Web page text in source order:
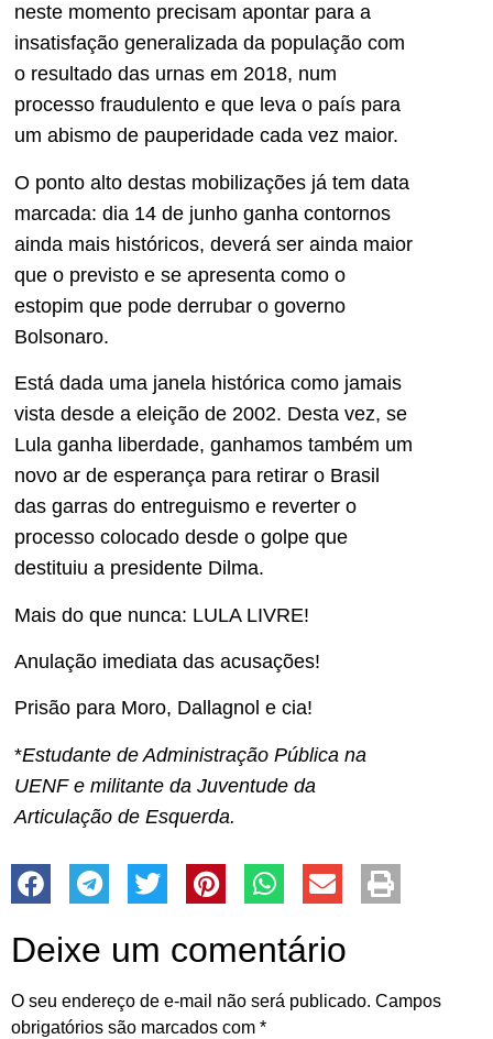
neste momento precisam apontar para a
insatisfação generalizada da população com
o resultado das urnas em 2018, num
processo fraudulento e que leva o país para
um abismo de pauperidade cada vez maior.
O ponto alto destas mobilizações já tem data
marcada: dia 14 de junho ganha contornos
ainda mais históricos, deverá ser ainda maior
que o previsto e se apresenta como o
estopim que pode derrubar o governo
Bolsonaro.
Está dada uma janela histórica como jamais
vista desde a eleição de 2002. Desta vez, se
Lula ganha liberdade, ganhamos também um
novo ar de esperança para retirar o Brasil
das garras do entreguismo e reverter o
processo colocado desde o golpe que
destituiu a presidente Dilma.
Mais do que nunca: LULA LIVRE!
Anulação imediata das acusações!
Prisão para Moro, Dallagnol e cia!
*Estudante de Administração Pública na
UENF e militante da Juventude da
Articulação de Esquerda.
Deixe um comentário
O seu endereço de e-mail não será publicado. Campos
obrigatórios são marcados com *